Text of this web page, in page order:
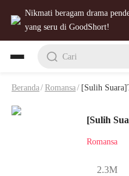
Nikmati beragam drama
yang seru di GoodShort!
Cari
Beranda /Romansa / [Sulih
[Sulih
Romansa
2.3M